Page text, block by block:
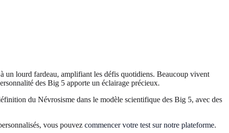
un lourd fardeau, amplifiant les défis quotidiens. Beaucoup vivent
des Big 5 apporte un éclairage précieux.
du Névrosisme dans le modèle scientifique des Big 5, avec des
vous pouvez commencer votre test sur notre plateforme.